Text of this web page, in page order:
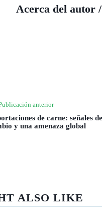
Acerca del autor /
anterior
de carne: señales de
y una amenaza global
ALSO LIKE